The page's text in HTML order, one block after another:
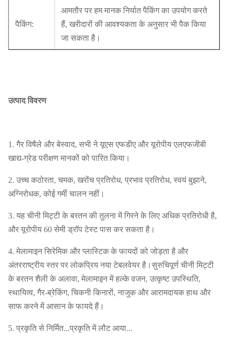
पैकिंग:
आमतौर पर हम मानक निर्यात पैकिंग का उपयोग करते
हैं, खरीदारों की आवश्यकता के अनुसार भी पैक किया
जा सकता है।
उत्पाद विवरण
1. गैर विषैले और बेस्वाद, सभी ने यूएस एफडीए और यूरोपीय एलएफजीबी
खाद्य-ग्रेड परीक्षण मानकों को पारित किया।
2. उच्च कठोरता, चमक, खरोंच प्रतिरोध, प्रभाव प्रतिरोध, स्वयं बुझाने,
अग्निरोधक, कोई गर्मी चालन नहीं।
3. यह चीनी मिट्टी के बरतन की तुलना में गिरने के लिए अधिक प्रतिरोधी है,
और यूरोपीय 60 सेमी ड्रॉप टेस्ट पास कर सकता है।
4. मेलामाइन सिरेमिक और प्लास्टिक के फायदों को जोड़ता है और
अंतरराष्ट्रीय स्तर पर लोकप्रिय नया टेबलवेयर है।सुरुचिपूर्ण चीनी मिट्टी
के बरतन शैली के अलावा, मेलामाइन में हल्के वजन, उत्कृष्ट उपस्थिति,
स्थायित्व, गैर-ब्रेकिंग, चिकनी किनारों, नाजुक और आरामदायक हाथ और
साफ करने में आसान के फायदे हैं।
5. प्रकृति से निर्मित...प्रकृति में लौट आया...